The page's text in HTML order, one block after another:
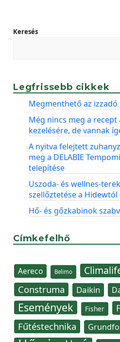
Keresés
Legfrissebb cikkek
Megmenthető az
Még nincs meg a recept
kezelésére, de vannak
A nyitva felejtett
meg a DELABIE
telepítése
Uszoda- és wellnes-
szellőztetése a Hidewtól
Hő- és gőzkabinok
Címkefelhő
Aereco Belimo
Construma Daikin
Események Fisher
Fűtéstechnika